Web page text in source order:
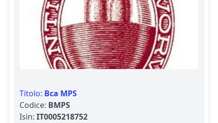
Titolo: Bca MPS
Codice: BMPS
Isin: IT0005218752